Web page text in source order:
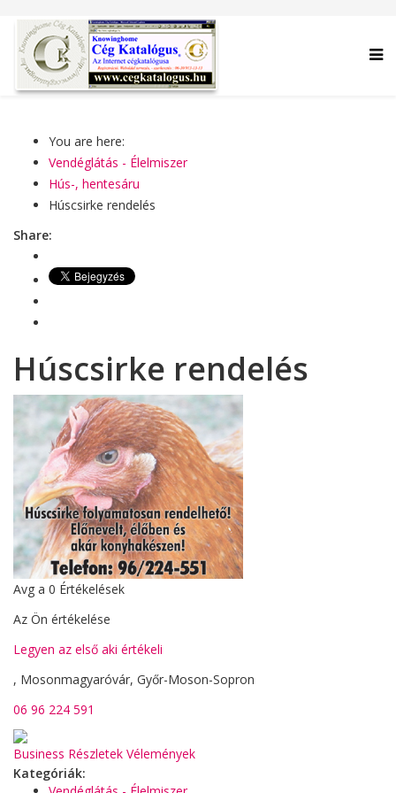
You are here:
Vendéglátás - Élelmiszer
Hús-, hentesáru
Húscsirke rendelés
Share:
Húscsirke rendelés
Avg a 0 Értékelések
Az Ön értékelése
Legyen az első aki értékeli
, Mosonmagyaróvár, Győr-Moson-Sopron
06 96 224 591
Business Részletek Vélemények
Kategóriák: